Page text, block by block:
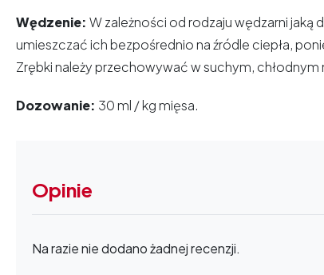
Wędzenie: W zależności od rodzaju wędzarni jaką
umieszczać ich bezpośrednio na źródle ciepła,
Zrębki należy przechowywać w suchym, chłodnym
Dozowanie: 30 ml / kg mięsa.
Opinie
Na razie nie dodano żadnej recenzji.